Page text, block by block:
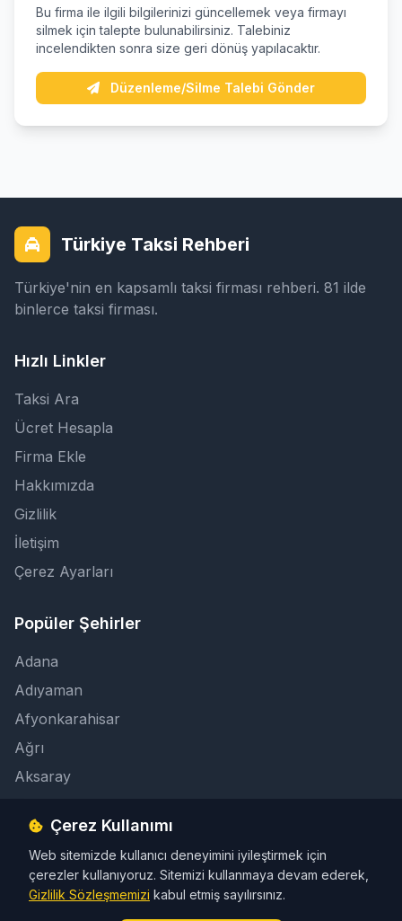
Bu firma ile ilgili bilgilerinizi güncellemek veya firmayı
silmek için talepte bulunabilirsiniz. Talebiniz
incelendikten sonra size geri dönüş yapılacaktır.
Düzenleme/Silme Talebi Gönder
Türkiye Taksi Rehberi
Türkiye'nin en kapsamlı taksi firması rehberi. 81 ilde
binlerce taksi firması.
Hızlı Linkler
Taksi Ara
Ücret Hesapla
Firma Ekle
Hakkımızda
Gizlilik
İletişim
Çerez Ayarları
Popüler Şehirler
Adana
Adıyaman
Afyonkarahisar
Ağrı
Aksaray
İletişim
info@taksicibul.com
İletişim Butonu
Çerez Kullanımı
Web sitemizde kullanıcı deneyimini iyileştirmek için
çerezler kullanıyoruz. Sitemizi kullanmaya devam ederek,
Gizlilik Sözleşmemizi kabul etmiş sayılırsınız.